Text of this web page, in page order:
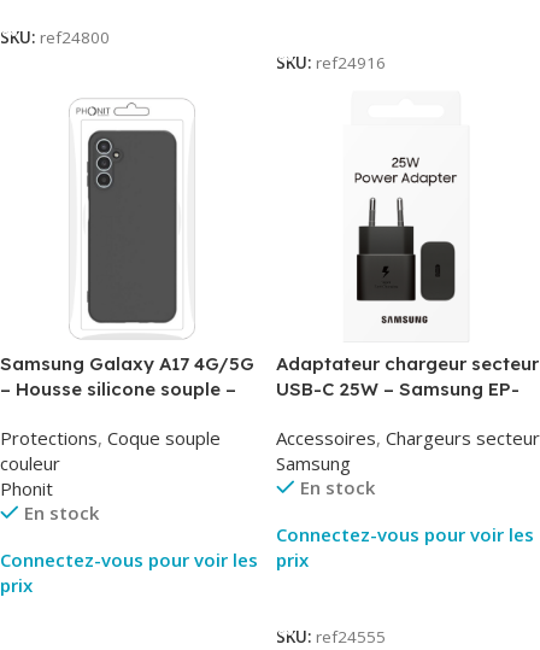
SKU: ref24800
SKU: ref24916
Samsung Galaxy A17 4G/5G
– Housse silicone souple –
Protections, Coque souple
couleur
Phonit
En stock
Connectez-vous pour voir les
prix
Adaptateur chargeur secteur
USB-C 25W – Samsung EP-
Packaging Original
Accessoires, Chargeurs secteur
Samsung
En stock
Connectez-vous pour voir les
prix
SKU: ref24555